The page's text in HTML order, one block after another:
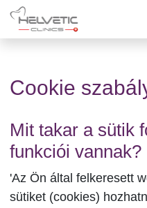
Cookie
Mit takar a sütik
funkciói vannak?
'Az Ön által felkeresett
sütiket (cookies)